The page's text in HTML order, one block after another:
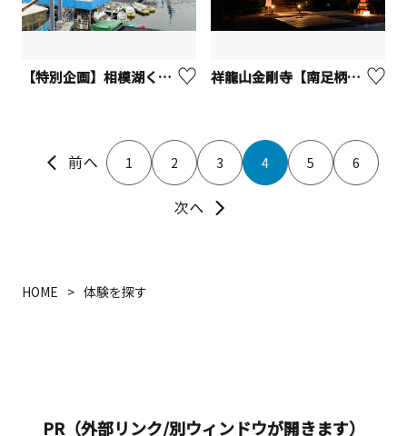
【特別企画】相模湖くじら丸モーニングクルーズ 祥龍山金剛寺【南足柄市】
1 2 3 4 5 6
HOME 体験を探す
PR（外部リンク/別ウィンドウが開きます）